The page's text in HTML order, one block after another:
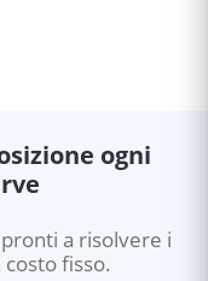
ogni
a risolvere i
fisso.